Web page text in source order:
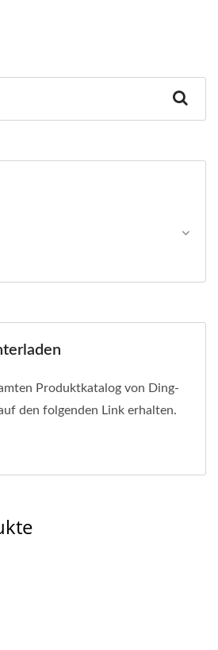
Produktkatalog von Ding-
den folgenden Link erhalten.